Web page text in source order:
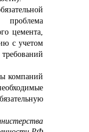
проблема
цемента,
с учетом
компаний